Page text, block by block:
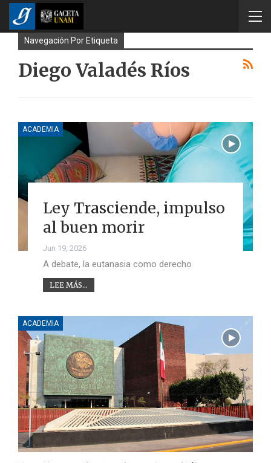
Navegación Por Etiqueta
Diego Valadés Ríos
ACADEMIA
Ley Trasciende, impulso
al buen morir
Jun 19, 2026
A debate, la eutanasia como derecho
LEE MÁS...
ACADEMIA